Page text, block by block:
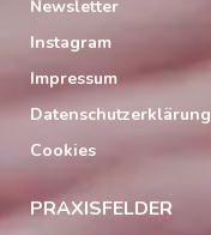
Newsletter
Instagram
Impressum
Datenschutzerklärung
Cookies
PRAXISFELDER